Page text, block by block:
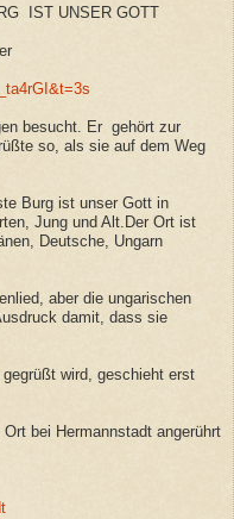
IST UNSER GOTT
besucht. Er gehört zur
so, als sie auf dem Weg
Burg ist unser Gott in
Jung und Alt.Der Ort ist
Deutsche, Ungarn
aber die ungarischen
damit, dass sie
wird, geschieht erst
bei Hermannstadt angerührt